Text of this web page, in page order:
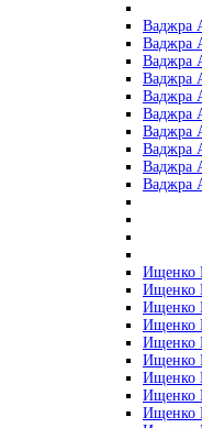
Ваджра
Ваджра
Ваджра
Ваджра
Ваджра
Ваджра
Ваджра
Ваджра
Ваджра
Ваджра
Ищенко
Ищенко
Ищенко
Ищенко
Ищенко
Ищенко
Ищенко
Ищенко
Ищенко